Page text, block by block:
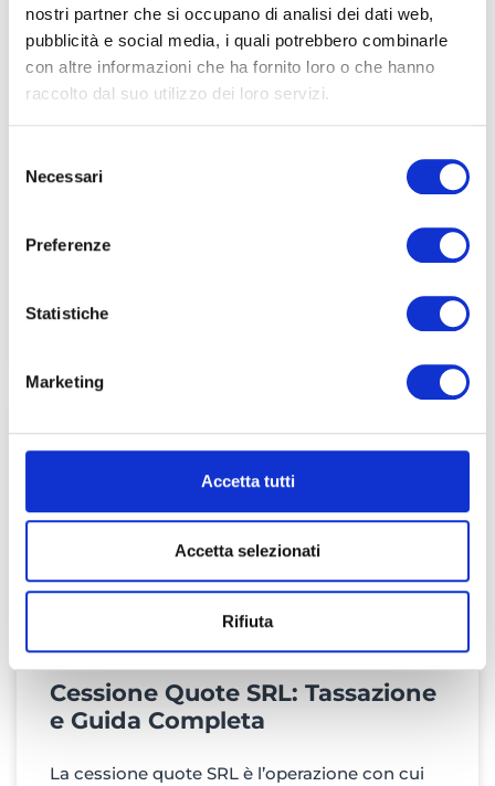
nostri partner che si occupano di analisi dei dati web,
pubblicità e social media, i quali potrebbero combinarle
con altre informazioni che ha fornito loro o che hanno
raccolto dal suo utilizzo dei loro servizi.
delNecessari
Preferenze
Statistiche
Marketing
Accetta tutti
Accetta selezionati
Rifiuta
Vendita Attività Commerciale:
La vendita di un’attività commerciale è una
imprenditore. Non si tratta soltanto di trovare
un acquirente e concordare un prezzo: la
Cessione Quote SRL: Tassazione
e Guida Completa
La cessione quote SRL è l’operazione con cui